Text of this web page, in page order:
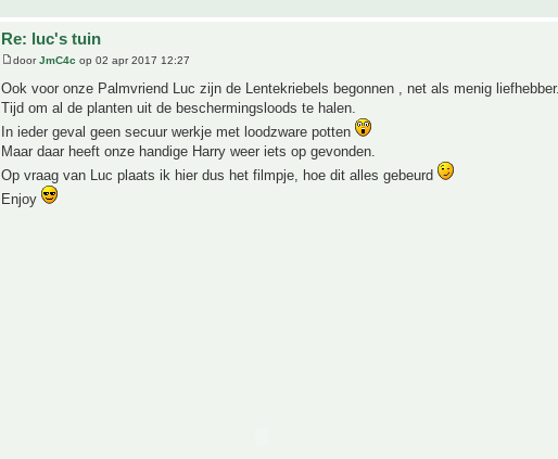
Re: luc's tuin
doorJmC4c op 02 apr 2017 12:27
Ook voor onze Palmvriend Luc zijn de Lentekriebels begonnen , net als menig liefhebber.
Tijd om al de planten uit de beschermingsloods te halen.
In ieder geval geen secuur werkje met loodzware potten
Maar daar heeft onze handige Harry weer iets op gevonden.
Op vraag van Luc plaats ik hier dus het filmpje, hoe dit alles gebeurd
Enjoy